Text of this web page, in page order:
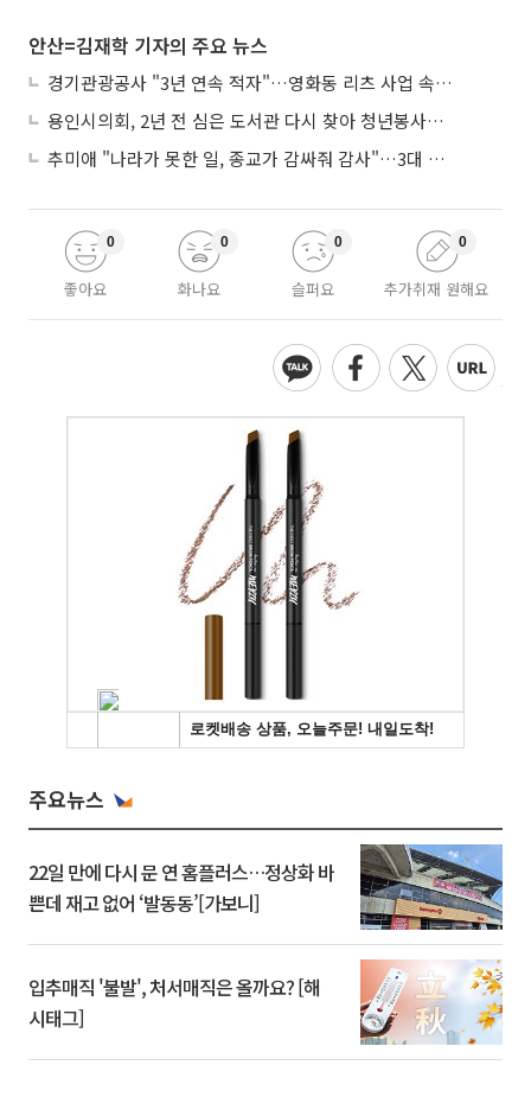
안산=김재학 기자의 주요 뉴스
경기관광공사 "3년 연속 적자"…영화동 리츠 사업 속도 놓고 수원시와 이견
용인시의회, 2년 전 심은 도서관 다시 찾아 청년봉사단 약속까지
추미애 "나라가 못한 일, 종교가 감싸줘 감사"…3대 종단과 첫 만남
좋아요
0
화나요
0
슬퍼요
0
추가취재 원해요
0
주요뉴스
22일 만에 다시 문 연 홈플러스…정상화 바
쁜데 재고 없어 ‘발동동’[가보니]
입추매직 '불발', 처서매직은 올까요? [해
시태그]